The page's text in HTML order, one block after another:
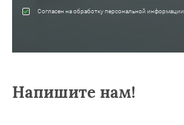
Согласен на обработку персональной информации
Напишите нам!